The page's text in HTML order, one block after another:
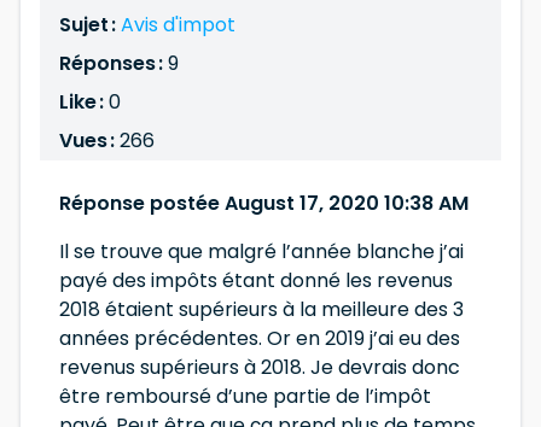
Sujet :Avis d'impot
Réponses :9
Like :0
Vues :266
Réponse postée August 17, 2020 10:38 AM
Il se trouve que malgré l’année blanche j’ai
payé des impôts étant donné les revenus
2018 étaient supérieurs à la meilleure des 3
années précédentes. Or en 2019 j’ai eu des
revenus supérieurs à 2018. Je devrais donc
être remboursé d’une partie de l’impôt